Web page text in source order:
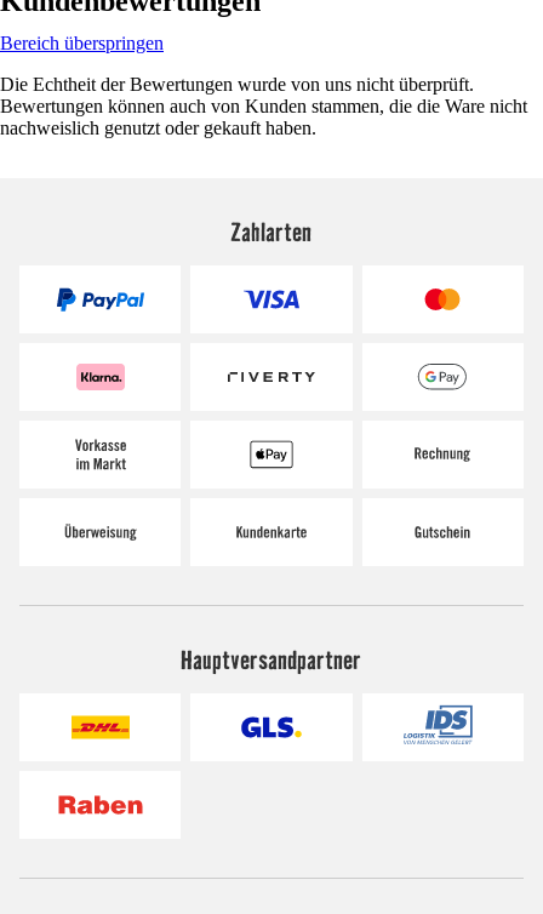
Bereich überspringen
Die Echtheit der Bewertungen wurde von uns nicht überprüft.
Bewertungen können auch von Kunden stammen, die die Ware nicht
nachweislich genutzt oder gekauft haben.
Zahlarten
Hauptversandpartner